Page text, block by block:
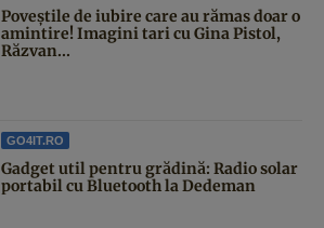
Poveştile de iubire care au rămas doar o
amintire! Imagini tari cu Gina Pistol,
Răzvan...
GO4IT.RO
Gadget util pentru grădină: Radio solar
portabil cu Bluetooth la Dedeman